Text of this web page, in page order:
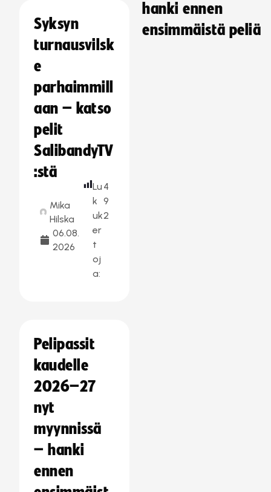
Syksyn
turnausvilsk
e
parhaimmill
aan – katso
pelit
SalibandyTV
:stä
Mika
Hilska
06.08.
2026
Lu
k
uk
er
t
oj
a:
4
9
2
Pelipassit
kaudelle
2026–27
nyt
myynnissä
– hanki
ennen
hanki ennen
ensimmäistä peliä